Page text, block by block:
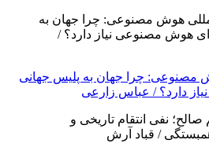
مصنوعی: چرا جهان به پلیس جهانی
دارد؟ / عباس زارعی